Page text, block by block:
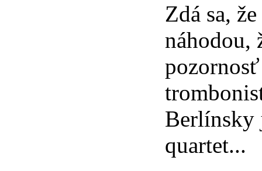
Zdá sa,
náhodou,
Berlínsky
quartet...